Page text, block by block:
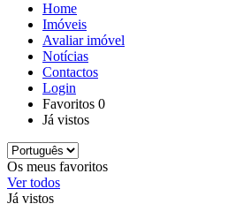
Home
Imóveis
Avaliar imóvel
Notícias
Contactos
Login
Favoritos 0
Já vistos
Os meus favoritos
Ver todos
Já vistos